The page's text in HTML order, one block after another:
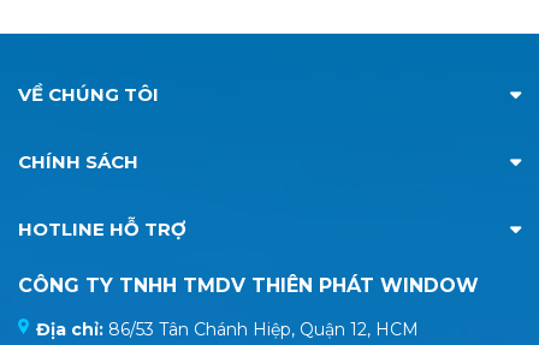
VỀ CHÚNG TÔI
CHÍNH SÁCH
HOTLINE HỖ TRỢ
CÔNG TY TNHH TMDV THIÊN PHÁT WINDOW
Địa chỉ: 86/53 Tân Chánh Hiệp, Quận 12, HCM